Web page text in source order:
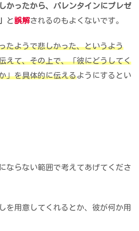
かったから、バレンタインにプレゼ
と誤解されるのもよくないです。
たようで悲しかった、というよう
えて、その上で、「彼にどうしてく
」を具体的に伝えるようにするとい
ならない範囲で考えてあげてくださ
を用意してくれるとか、彼が何か用